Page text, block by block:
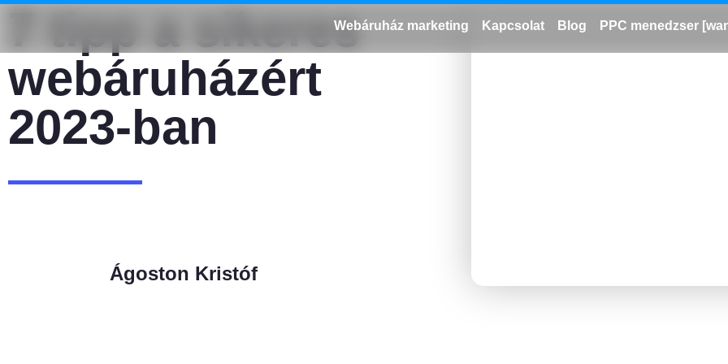
Webáruház marketing Kapcsolat Blog PPC menedzser
7 tipp a sikeres
webáruházért
2023-ban
Ágoston Kristóf